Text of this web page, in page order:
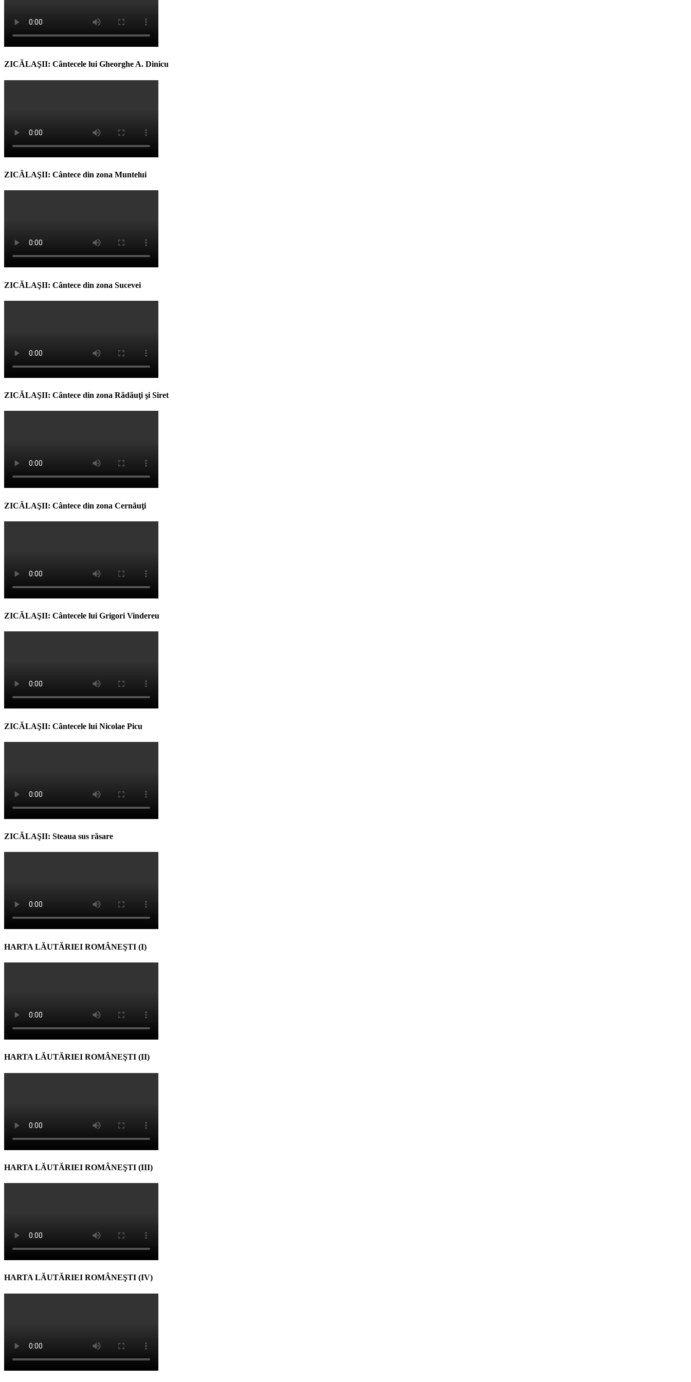
ZICĂLAŞII: Cântecele lui Gheorghe A. Dinicu
ZICĂLAŞII: Cântece din zona Muntelui
ZICĂLAŞII: Cântece din zona Sucevei
ZICĂLAŞII: Cântece din zona Rădăuţi şi Siret
ZICĂLAŞII: Cântece din zona Cernăuţi
ZICĂLAŞII: Cântecele lui Grigori Vindereu
ZICĂLAŞII: Cântecele lui Nicolae Picu
ZICĂLAŞII: Steaua sus răsare
HARTA LĂUTĂRIEI ROMÂNEŞTI (I)
HARTA LĂUTĂRIEI ROMÂNEŞTI (II)
HARTA LĂUTĂRIEI ROMÂNEŞTI (III)
HARTA LĂUTĂRIEI ROMÂNEŞTI (IV)